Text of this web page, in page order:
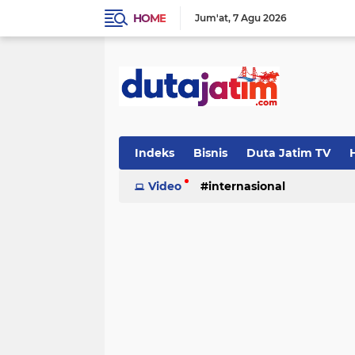
HOME Jum'at 7 Agu 2026
Indeks Bisnis Duta Jatim TV
Video internasional